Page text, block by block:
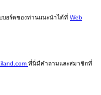
บอร์ดของท่านแนะนำได้ที่ Web
ที่นี่มีคำถามและสมาชิกที่